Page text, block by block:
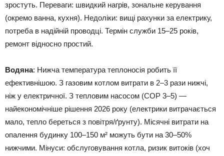
зростуть. Переваги: швидкий нагрів, зональне керування
(окремо ванна, кухня). Недоліки: вищі рахунки за електрику,
потреба в надійній проводці. Термін служби 15–25 років,
ремонт відносно простий.
Водяна: Нижча температура теплоносія робить її
ефективнішою. З газовим котлом витрати в 2–3 рази нижчі,
ніж у електричної. З тепловим насосом (COP 3–5) —
найекономічніше рішення 2026 року (електрики витрачається
мало, тепло береться з повітря/ґрунту). Місячні витрати на
опалення будинку 100–150 м² можуть бути на 30–50%
нижчими. Мінуси: обслуговування котла, ризик витоків (хоч